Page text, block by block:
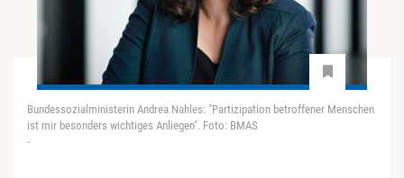
Bundessozialministerin Andrea Nahles: "Partizipation betroffener Menschen
ist mir besonders wichtiges Anliegen". Foto: BMAS
-